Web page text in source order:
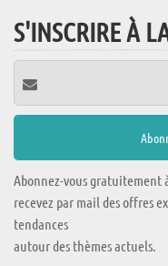
S'INSCRIRE À
Abonnez-vous
recevez par mail des offres
tendances
autour des thèmes actuels.